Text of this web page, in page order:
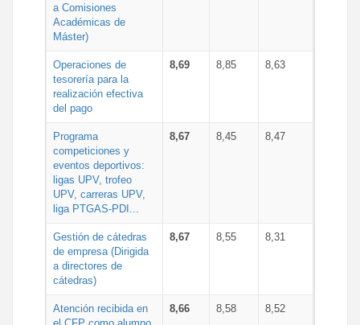
a Comisiones
Académicas de
Máster)
Operaciones de
tesorería para la
realización efectiva
del pago
8,69 8,85 8,63
Programa
competiciones y
eventos deportivos:
ligas UPV, trofeo
UPV, carreras UPV,
liga PTGAS-PDI...
8,67 8,45 8,47
Gestión de cátedras
de empresa (Dirigida
a directores de
cátedras)
8,67 8,55 8,31
Atención recibida en
el CFP como alumno
8,66 8,58 8,52